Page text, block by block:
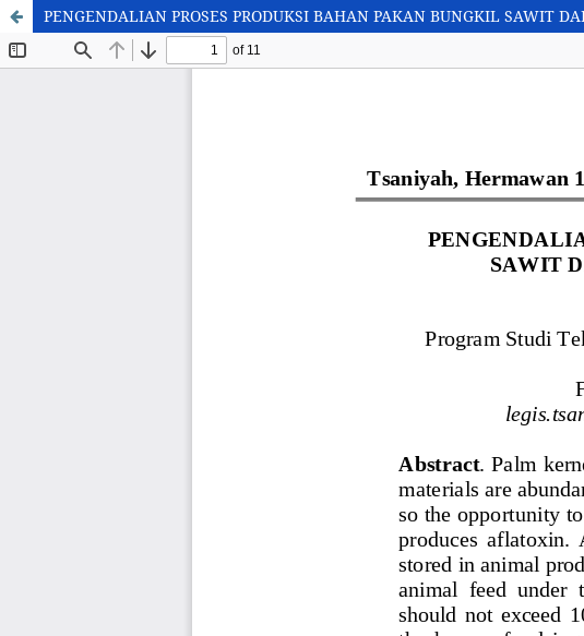
PENGENDALIAN PROSES PRODUKSI BAHAN PAKAN BUNGKIL SAWIT